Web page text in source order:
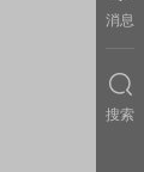
消息
搜索